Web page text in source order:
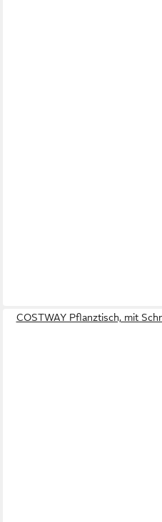
COSTWAY Pflanztisch, mit